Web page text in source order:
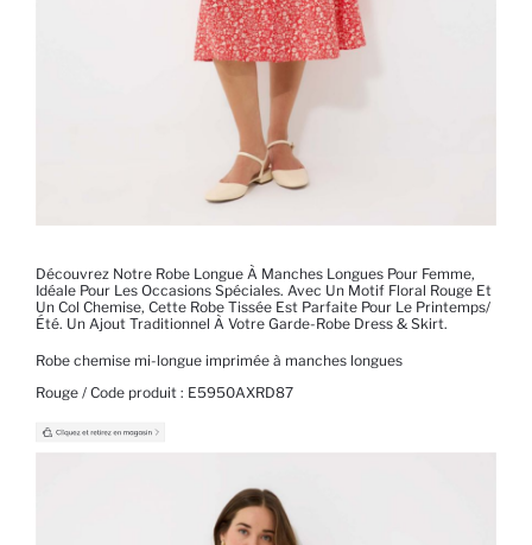
Découvrez Notre Robe Longue À Manches Longues Pour Femme,
Idéale Pour Les Occasions Spéciales. Avec Un Motif Floral Rouge Et
Un Col Chemise, Cette Robe Tissée Est Parfaite Pour Le Printemps/
Été. Un Ajout Traditionnel À Votre Garde-Robe Dress & Skirt.
Robe chemise mi-longue imprimée à manches longues
Rouge / Code produit : E5950AXRD87